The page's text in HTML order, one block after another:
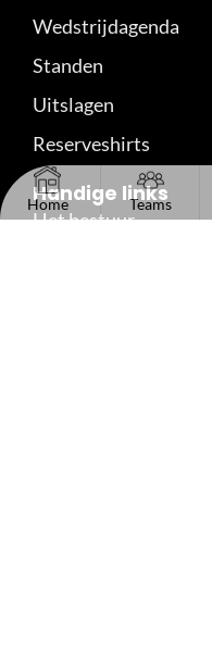
Home Teams
Wedstrijdagenda
Standen
Uitslagen
Reserveshirts
Handige links
Het bestuur